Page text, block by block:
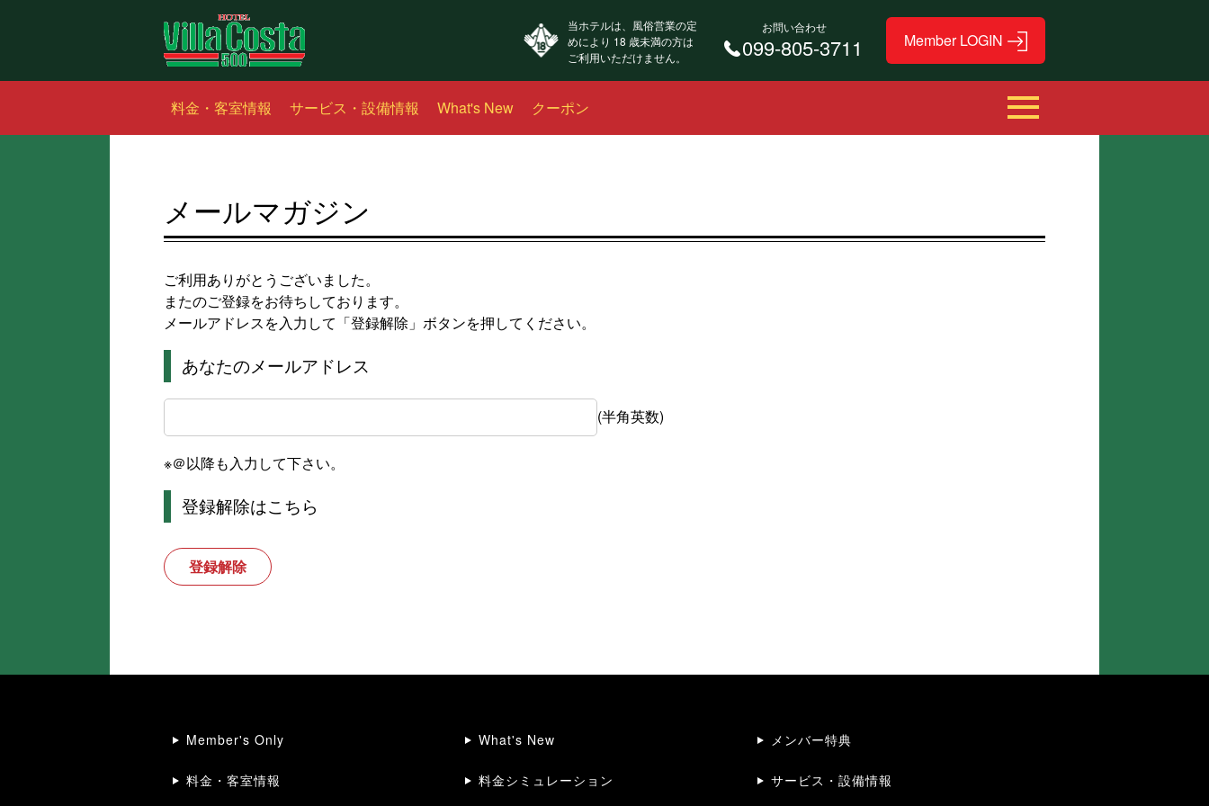
当ホテルは、風俗営業の定
めにより 18 歳未満の方は
ご利用いただけません。
お問い合わせ
099-805-3711
料金・客室情報 サービス・設備情報 What's New クーポン
メールマガジン
ご利用ありがとうございました。
またのご登録をお待ちしております。
メールアドレスを入力して「登録解除」ボタンを押してください。
あなたのメールアドレス
(半角英数)
※＠以降も入力して下さい。
登録解除はこちら
登録解除
Member's Only What's New メンバー特典
料金・客室情報 料金シミュレーション サービス・設備情報